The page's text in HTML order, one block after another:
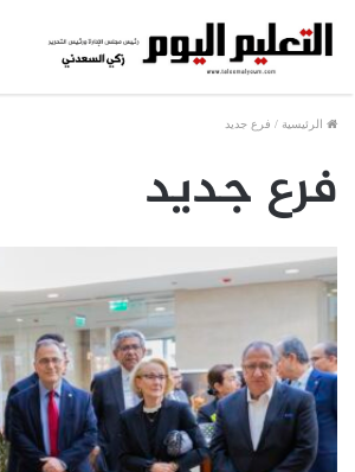
الرئيسية / فرع جديد
فرع جديد